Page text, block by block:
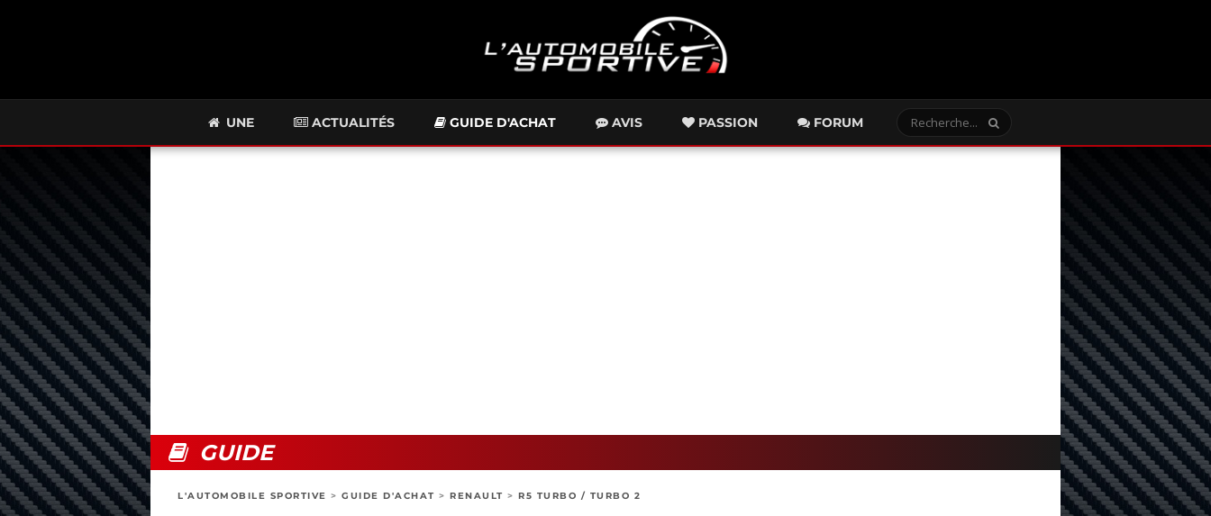
UNE ACTUALITÉS GUIDE D'ACHAT AVIS PASSION FORUM
GUIDE
L'AUTOMOBILE SPORTIVE > GUIDE D'ACHAT > RENAULT > R5 TURBO / TURBO 2